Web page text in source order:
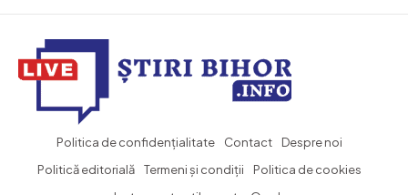
Politica de confidențialitate Contact
Despre noi
Politică editorială
Termeni și condiții
Politica de cookies